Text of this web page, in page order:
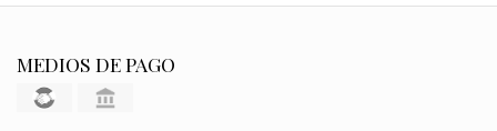
MEDIOS DE PAGO